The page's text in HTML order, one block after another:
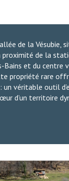
de la Vésubie,
proximité de la
Bains et du centre
propriété rare
un véritable outil
d’un territoire